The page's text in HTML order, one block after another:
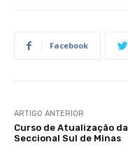
Facebook
ARTIGO ANTERIOR
Curso de Atualização da
Seccional Sul de Minas